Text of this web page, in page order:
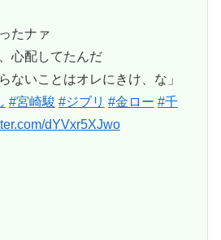
たナァ
心配してたんだ
ないことはオレにきけ、な」
#宮崎駿 #ジブリ #金ロー #千
dYVxr5XJwo